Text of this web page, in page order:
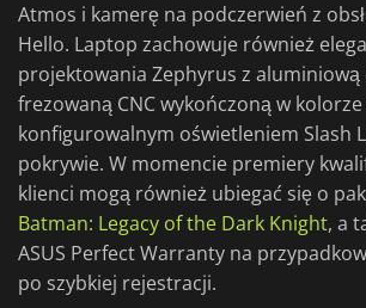
Atmos i kamerę na podczerwień z
Hello. Laptop zachowuje również
projektowania Zephyrus z
frezowaną CNC wykończoną w
konfigurowalnym oświetleniem Slash
pokrywie. W momencie premiery
klienci mogą również ubiegać się o
Batman: Legacy of the Dark Knight, a
ASUS Perfect Warranty na
po szybkiej rejestracji.